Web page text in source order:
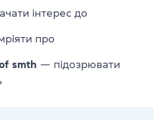
інтерес до
про
smth — підозрювати